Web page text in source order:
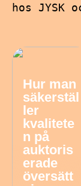
hos JYSK
Hur man
säkerstäl
ler
kvalitete
n på
auktoris
erade
översätt